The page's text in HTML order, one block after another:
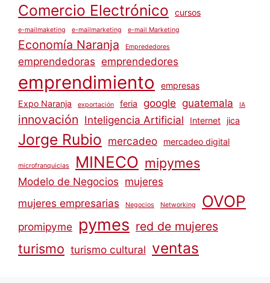
Comercio Electrónico cursos
e-mailmaketing e-mailmarketing e-mail Marketing
Economía Naranja Emprededores
emprendedoras emprendedores
emprendimiento
empresas
Expo Naranja
exportación feria google guatemala IA
innovación Inteligencia Artificial Internet jica
Jorge Rubio mercadeo mercadeo digital
microfranquicias MINECO mipymes
Modelo de Negocios mujeres
mujeres empresarias
Negocios Networking OVOP
promipyme pymes red de mujeres
turismo turismo cultural ventas